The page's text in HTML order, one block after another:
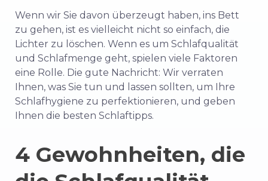
Wenn wir Sie davon überzeugt haben, ins Bett
zu gehen, ist es vielleicht nicht so einfach, die
Lichter zu löschen. Wenn es um Schlafqualität
und Schlafmenge geht, spielen viele Faktoren
eine Rolle. Die gute Nachricht: Wir verraten
Ihnen, was Sie tun und lassen sollten, um Ihre
Schlafhygiene zu perfektionieren, und geben
Ihnen die besten Schlaftipps.
4 Gewohnheiten, die